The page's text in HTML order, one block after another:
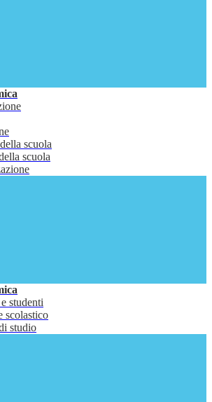
scuola
scuola
studenti
scolastico
studio